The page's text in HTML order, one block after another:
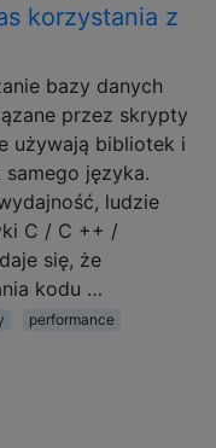
korzystania z
bazy danych
przez skrypty
używają bibliotek i
języka.
ludzie
C / C ++ /
się, że
kodu …
performance